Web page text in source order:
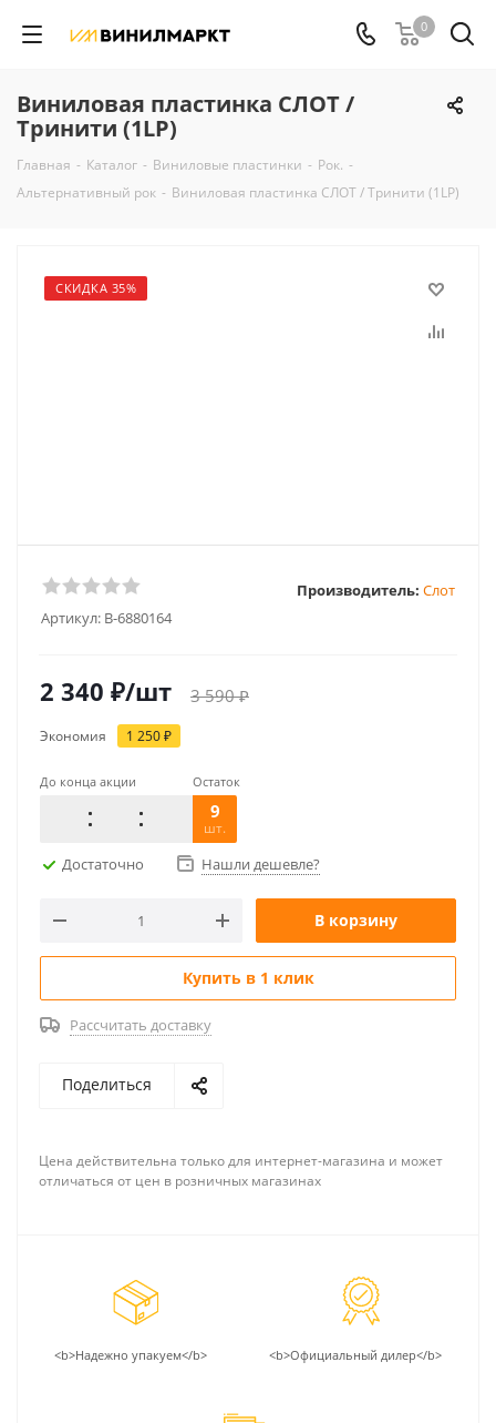
0
Виниловая пластинка СЛОТ /
Тринити (1LP)
Главная - Каталог - Виниловые пластинки - Рок. -
Альтернативный рок - Виниловая пластинка СЛОТ / Тринити (1LP)
СКИДКА 35%
Артикул: B-6880164
Производитель: Слот
2 340 ₽/шт 3 590₽
Экономия 1 250₽
До конца акции Остаток
9
шт.
Достаточно Нашли дешевле?
В корзину
Купить в 1 клик
Рассчитать доставку
Поделиться
Цена действительна только для интернет-магазина и может
отличаться от цен в розничных магазинах
<b>Надежно упакуем</b> <b>Официальный дилер</b>